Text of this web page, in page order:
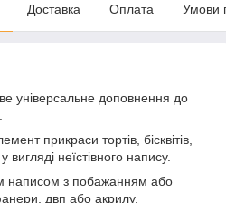
Доставка Оплата Умови
універсальне доповнення до
прикраси тортів, бісквітів,
вигляді неїстівного напису.
написом з побажанням або
двп або акрилу.